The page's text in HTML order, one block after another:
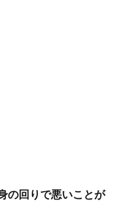
の回りで悪いことが